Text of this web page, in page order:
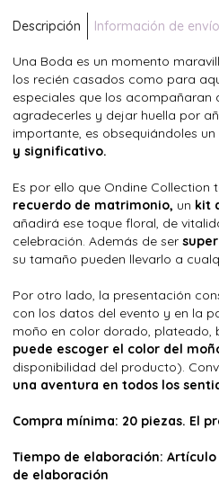
Descripción Información de envío
Una Boda es un momento
los recién casados como para
especiales que los acompañaran
agradecerles y dejar huella por
importante, es obsequiándoles un
y significativo.
Es por ello que Ondine Collection
recuerdo de matrimonio, un kit
añadirá ese toque floral, de
celebración. Además de ser
su tamaño pueden llevarlo a
Por otro lado, la presentación
con los datos del evento y en la
moño en color dorado, plateado,
puede escoger el color del
disponibilidad del producto).
una aventura en todos los
Compra mínima: 20 piezas. El
Tiempo de elaboración:
de elaboración